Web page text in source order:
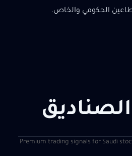
الحكومي والخاص.
الصناديق
| Premium trading signals for Saudi